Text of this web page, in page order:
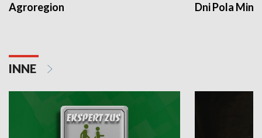
Agroregion Dni Pola
INNE